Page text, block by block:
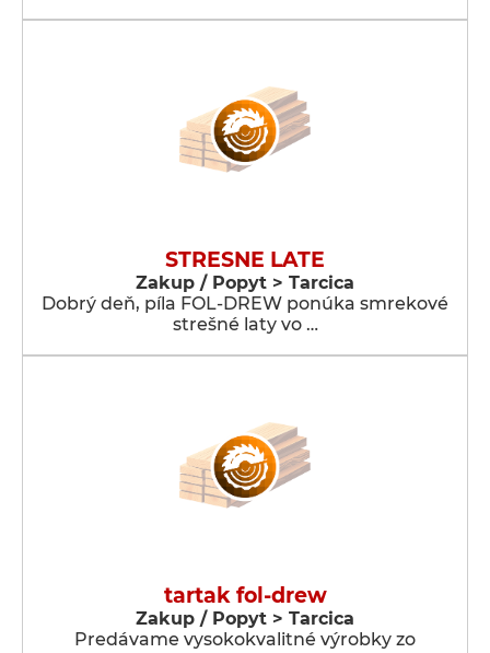
STRESNE LATE
Zakup / Popyt > Tarcica
Dobrý deň, píla FOL-DREW ponúka smrekové
strešné laty vo …
tartak fol-drew
Zakup / Popyt > Tarcica
Predávame vysokokvalitné výrobky zo